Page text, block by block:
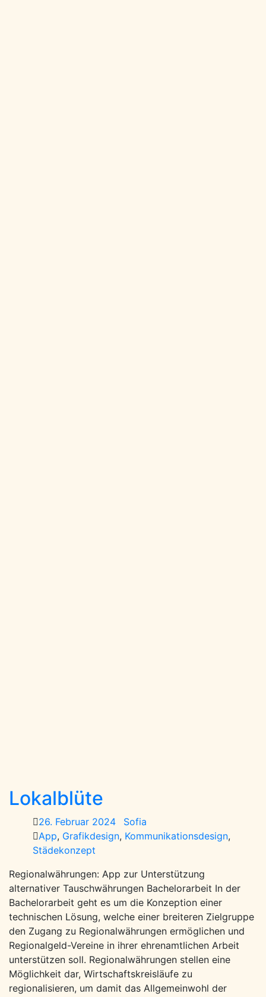
Lokalblüte
26. Februar 2024
Sofia
App, Grafikdesign, Kommunikationsdesign,
Städekonzept
Regionalwährungen: App zur Unterstützung
alternativer Tauschwährungen Bachelorarbeit In der
Bachelorarbeit geht es um die Konzeption einer
technischen Lösung, welche einer breiteren Zielgruppe
den Zugang zu Regionalwährungen ermöglichen und
Regionalgeld-Vereine in ihrer ehrenamtlichen Arbeit
unterstützen soll. Regionalwährungen stellen eine
Möglichkeit dar, Wirtschaftskreisläufe zu
regionalisieren, um damit das Allgemeinwohl der